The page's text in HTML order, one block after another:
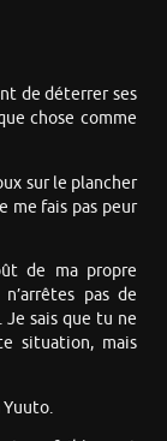
de déterrer ses
chose comme
sur le plancher
me fais pas peur
de ma propre
pas de
Je sais que tu ne
situation, mais
Yuuto.